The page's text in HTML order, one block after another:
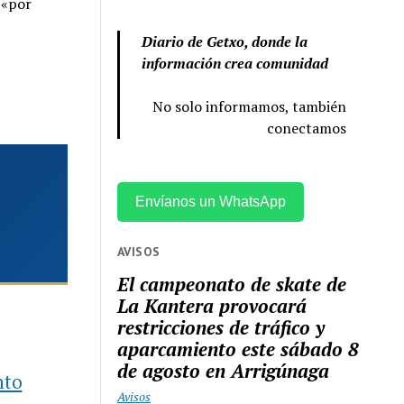
Diario de Getxo, donde la
información crea comunidad
No solo informamos, también
conectamos
Envíanos un WhatsApp
AVISOS
El campeonato de skate de
La Kantera provocará
restricciones de tráfico y
aparcamiento este sábado 8
de agosto en Arrigúnaga
Avisos